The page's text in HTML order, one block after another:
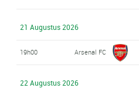
21 Augustus 2026
19h00 Arsenal FC
22 Augustus 2026